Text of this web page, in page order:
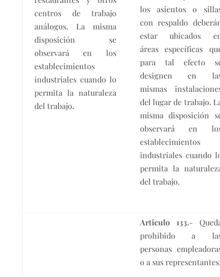
centros de trabajo
análogos. La misma
disposición se
observará en los
establecimientos
industriales cuando lo
permita la naturaleza
del trabajo.
los asientos o
con respaldo
estar ubicados
áreas específicas
para tal efecto
designen en
mismas
del lugar de trabajo.
misma disposición
observará en
establecimientos
industriales cuando
permita la
del trabajo.
Articulo 133.-
prohibido a
personas
o a sus